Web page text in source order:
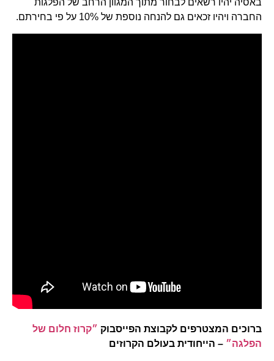
באסיה יהיו רשאים לבחור מתוך המגוון הרחב של הפלגות
החברה ויהיו זכאים גם להנחה נוספת של 10% על פי בחירתם.
ברוכים המצטרפים לקבוצת הפייסבוק״קרוז חלום של
הפלגה״– הייחודית בעולם הקרוזים